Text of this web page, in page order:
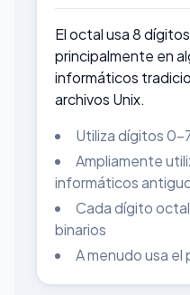
El octal usa 8
principalmente en
informáticos
archivos Unix.
Utiliza dígitos 0-
Ampliamente
informáticos
Cada dígito
binarios
A menudo usa